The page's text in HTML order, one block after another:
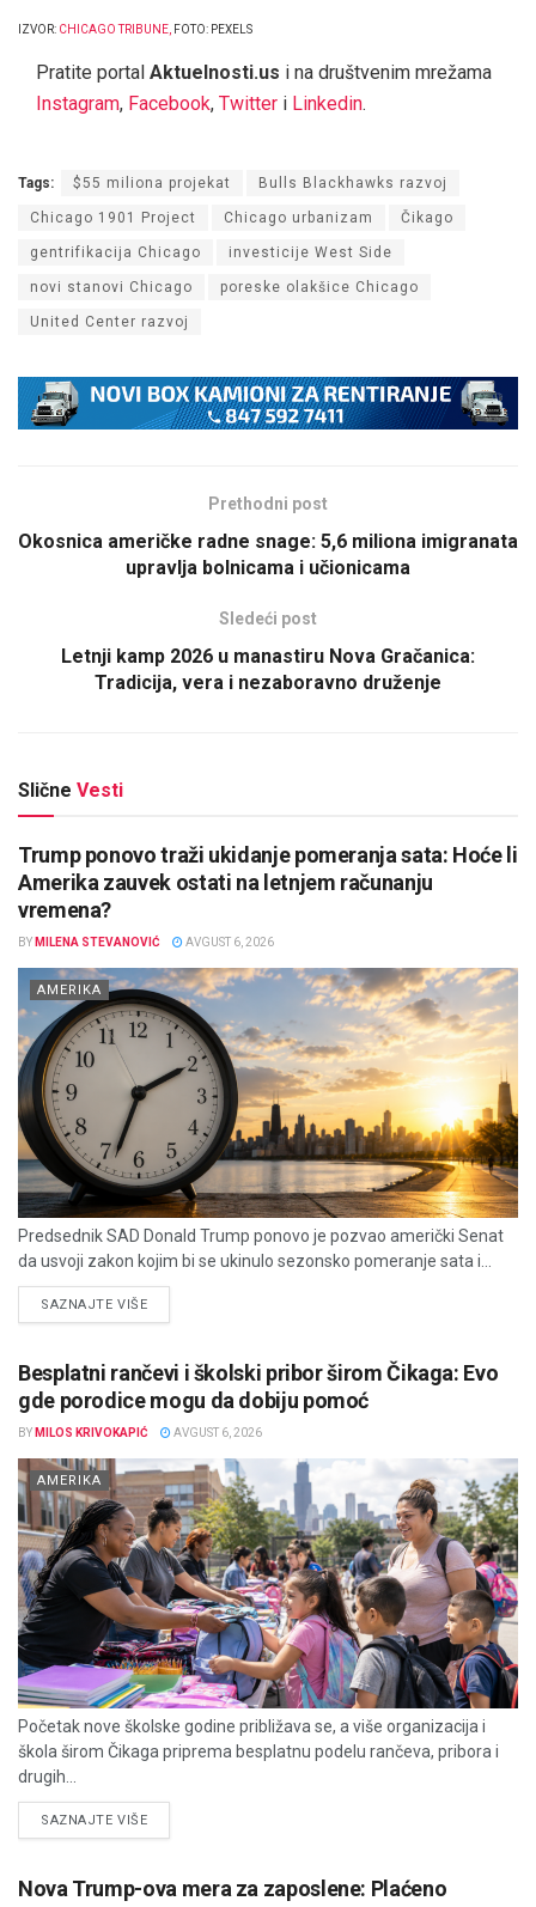
IZVOR: CHICAGO TRIBUNE, FOTO: PEXELS
Pratite portal Aktuelnosti.us i na društvenim mrežama
Instagram, Facebook, Twitter i Linkedin.
Tags: $55 miliona projekat Bulls Blackhawks razvoj
Chicago 1901 Project Chicago urbanizam Čikago
gentrifikacija Chicago investicije West Side
novi stanovi Chicago poreske olakšice Chicago
United Center razvoj
Prethodni post
Okosnica američke radne snage: 5,6 miliona imigranata
upravlja bolnicama i učionicama
Sledeći post
Letnji kamp 2026 u manastiru Nova Gračanica:
Tradicija, vera i nezaboravno druženje
Slične Vesti
Trump ponovo traži ukidanje pomeranja sata: Hoće li
Amerika zauvek ostati na letnjem računanju
vremena?
BY MILENA STEVANOVIĆ AVGUST 6, 2026
AMERIKA
Predsednik SAD Donald Trump ponovo je pozvao američki Senat
da usvoji zakon kojim bi se ukinulo sezonsko pomeranje sata i...
SAZNAJTE VIŠEDETAILS
Besplatni rančevi i školski pribor širom Čikaga: Evo
gde porodice mogu da dobiju pomoć
BY MILOS KRIVOKAPIĆ AVGUST 6, 2026
AMERIKA
Početak nove školske godine približava se, a više organizacija i
škola širom Čikaga priprema besplatnu podelu rančeva, pribora i
drugih...
SAZNAJTE VIŠEDETAILS
Nova Trump-ova mera za zaposlene: Plaćeno